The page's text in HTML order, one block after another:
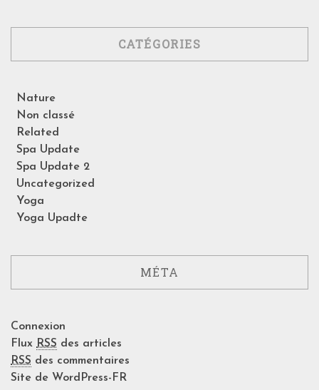
CATÉGORIES
Nature
Non classé
Related
Spa Update
Spa Update 2
Uncategorized
Yoga
Yoga Upadte
MÉTA
Connexion
Flux RSS des articles
RSS des commentaires
Site de WordPress-FR